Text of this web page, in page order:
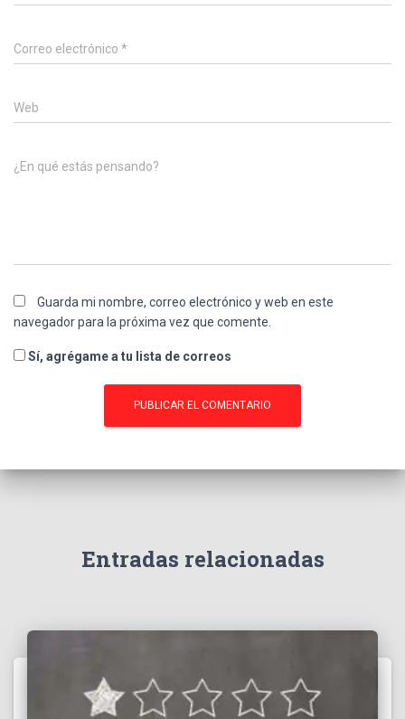
Correo electrónico *
Web
¿En qué estás pensando?
Guarda mi nombre, correo electrónico y web en este
navegador para la próxima vez que comente.
Sí, agrégame a tu lista de correos
Entradas relacionadas